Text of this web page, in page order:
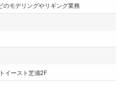
のモデリングやリギング業務
イースト芝浦2F